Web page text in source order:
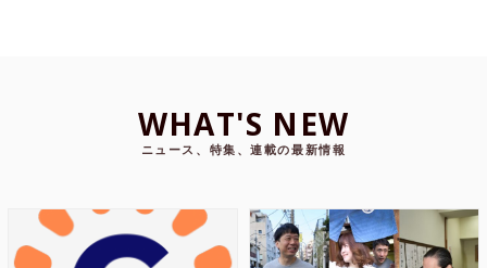
WHAT'S NEW
ニュース、特集、連載の最新情報